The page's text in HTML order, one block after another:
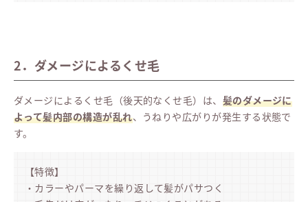
2．ダメージによるくせ毛
ダメージによるくせ毛（後天的なくせ毛）は、 髪のダメージに
よって髪内部の構造が乱れ、うねりや広がりが発生する状態で
す。
【特徴】
・カラーやパーマを繰り返して髪がパサつく